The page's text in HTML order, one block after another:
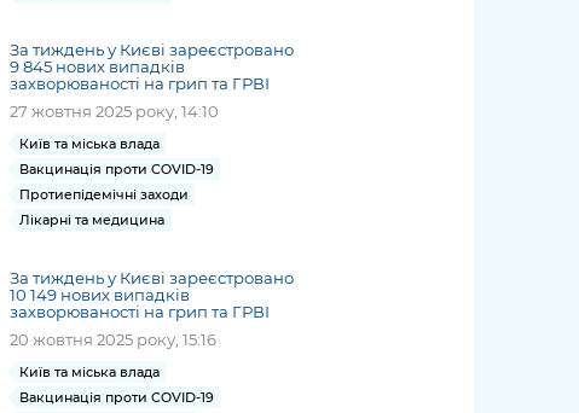
За тиждень у Києві зареєстровано
9 845 нових випадків
захворюваності на грип та ГРВІ
27 жовтня 2025 року, 14:10
Київ та міська влада
Вакцинація проти COVID-19
Протиепідемічні заходи
Лікарні та медицина
За тиждень у Києві зареєстровано
10 149 нових випадків
захворюваності на грип та ГРВІ
20 жовтня 2025 року, 15:16
Київ та міська влада
Вакцинація проти COVID-19